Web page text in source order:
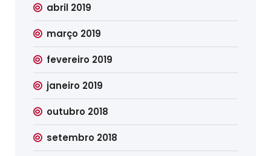
abril 2019
março 2019
fevereiro 2019
janeiro 2019
outubro 2018
setembro 2018